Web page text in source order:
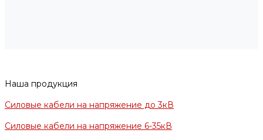
Наша продукция
Силовые кабели на напряжение до 3кВ
Силовые кабели на напряжение 6-35кВ